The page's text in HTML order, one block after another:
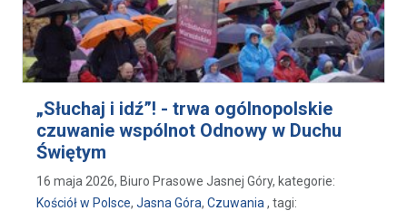
„Słuchaj i idź”! - trwa ogólnopolskie
czuwanie wspólnot Odnowy w Duchu
Świętym
16 maja 2026, Biuro Prasowe Jasnej Góry, kategorie:
Kościół w Polsce, Jasna Góra, Czuwania , tagi: